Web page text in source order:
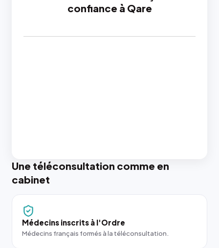
confiance à Qare
Une téléconsultation comme en
cabinet
Médecins inscrits à l'Ordre
Médecins français formés à la téléconsultation.